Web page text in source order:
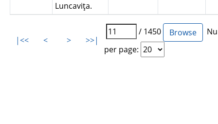
Luncaviţa.
|<< < > >>|
/ 1450
per page: